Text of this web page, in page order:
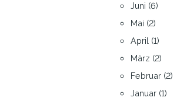
Juni (6)
Mai (2)
April (1)
März (2)
Februar (2)
Januar (1)